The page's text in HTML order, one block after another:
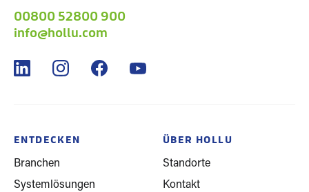
00800 52800 900
info@hollu.com
ENTDECKEN
Branchen
Systemlösungen
ÜBER HOLLU
Standorte
Kontakt